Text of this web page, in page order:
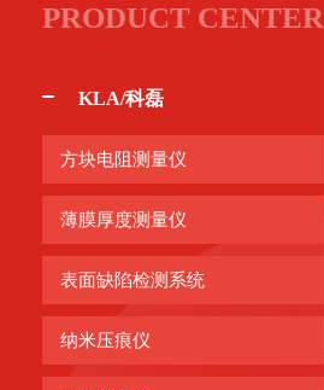
PRODUCT CENTER
KLA/科磊
方块电阻测量仪
薄膜厚度测量仪
表面缺陷检测系统
纳米压痕仪